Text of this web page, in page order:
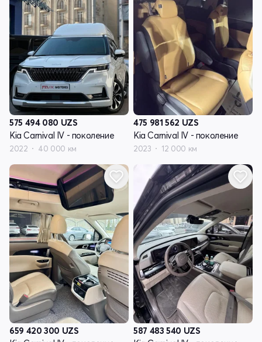
575 494 080 UZS
Kia Carnival IV - поколение
2022 40 000 км
475 981 562 UZS
Kia Carnival IV - поколение
2023 12 000 км
659 420 300 UZS
587 483 540 UZS